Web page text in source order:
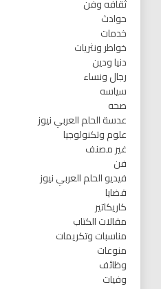
ثقافه وفن
حوادث
خدمات
خواطر ونثريات
دنيا ودين
رجال ونساء
سياسه
صحه
عدسة الحلم العربي نيوز
علوم وتكنولوجيا
غير مصنف
فن
فيديو الحلم العربي نيوز
قضايا
كاريكاتير
مقالات الكتاب
مناسبات وتكريمات
منوعات
وظائف
وفيات